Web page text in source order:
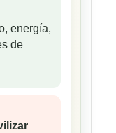
energía,
de